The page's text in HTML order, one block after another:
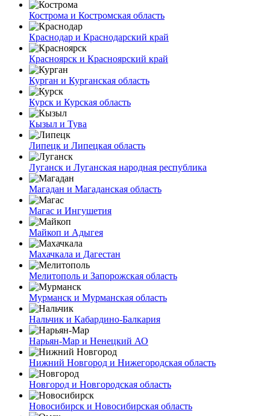
Кострома и Костромская область
Краснодар и Краснодарский край
Красноярск и Красноярский край
Курган и Курганская область
Курск и Курская область
Кызыл и Тува
Липецк и Липецкая область
Луганск и Луганская народная республика
Магадан и Магаданская область
Магас и Ингушетия
Майкоп и Адыгея
Махачкала и Дагестан
Мелитополь и Запорожская область
Мурманск и Мурманская область
Нальчик и Кабардино-Балкария
Нарьян-Мар и Ненецкий АО
Нижний Новгород и Нижегородская область
Новгород и Новгородская область
Новосибирск и Новосибирская область